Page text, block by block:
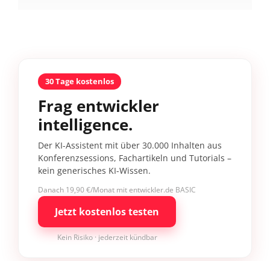
30 Tage kostenlos
Frag entwickler
intelligence.
Der KI-Assistent mit über 30.000 Inhalten aus
Konferenzsessions, Fachartikeln und Tutorials –
kein generisches KI-Wissen.
Danach 19,90 €/Monat mit entwickler.de BASIC
Jetzt kostenlos testen
Kein Risiko · jederzeit kündbar